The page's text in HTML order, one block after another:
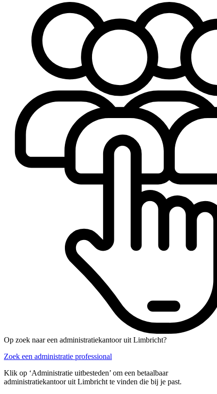
Op zoek naar een administratiekantoor uit Limbricht?
Zoek een administratie professional
Klik op ‘Administratie uitbesteden’ om een betaalbaar
administratiekantoor uit Limbricht te vinden die bij je past.